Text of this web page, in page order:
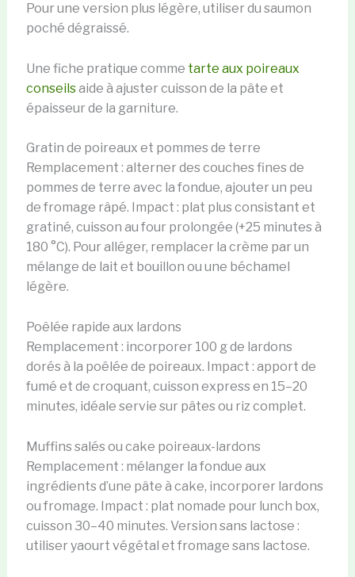
Pour une version plus légère, utiliser du saumon
poché dégraissé.
Une fiche pratique comme tarte aux poireaux
conseilsaide à ajuster cuisson de la pâte et
épaisseur de la garniture.
Gratin de poireaux et pommes de terre
Remplacement : alterner des couches fines de
pommes de terre avec la fondue, ajouter un peu
de fromage râpé. Impact : plat plus consistant et
gratiné, cuisson au four prolongée (+25 minutes à
180 °C). Pour alléger, remplacer la crème par un
mélange de lait et bouillon ou une béchamel
légère.
Poêlée rapide aux lardons
Remplacement : incorporer 100 g de lardons
dorés à la poêlée de poireaux. Impact : apport de
fumé et de croquant, cuisson express en 15–20
minutes, idéale servie sur pâtes ou riz complet.
Muffins salés ou cake poireaux-lardons
Remplacement : mélanger la fondue aux
ingrédients d’une pâte à cake, incorporer lardons
ou fromage. Impact : plat nomade pour lunch box,
cuisson 30–40 minutes. Version sans lactose :
utiliser yaourt végétal et fromage sans lactose.